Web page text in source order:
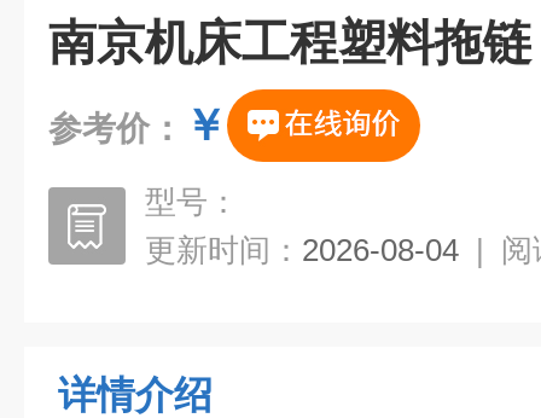
南京机床工程塑料拖链
参考价： ￥
型号：
更新时间： 2026-08-04 | 阅
详情介绍